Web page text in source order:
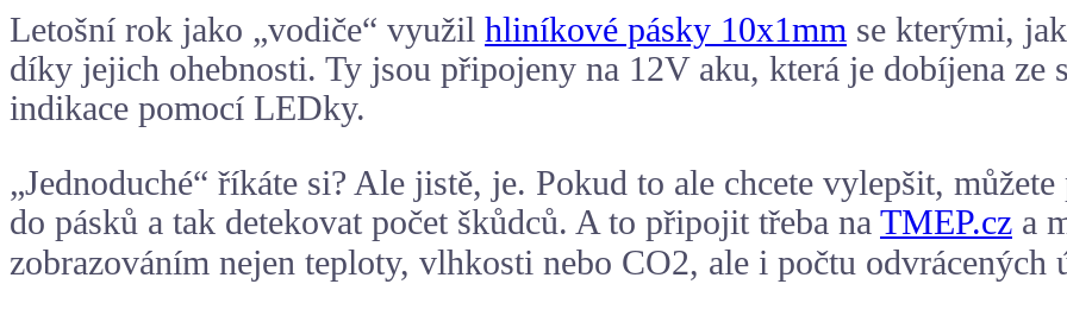
Letošní rok jako „vodiče“ využil hliníkové pásky 10x1mm se kterými,
díky jejich ohebnosti. Ty jsou připojeny na 12V aku, která je dobíjena ze
indikace pomocí LEDky.
„Jednoduché“ říkáte si? Ale jistě, je. Pokud to ale chcete vylepšit,
do pásků a tak detekovat počet škůdců. A to připojit třeba na TMEP.cz a
zobrazováním nejen teploty, vlhkosti nebo CO2, ale i počtu odvrácených